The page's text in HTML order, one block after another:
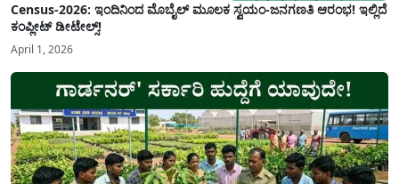
Census-2026: ಇಂದಿನಿಂದ ಮೊಬೈಲ್ ಮೂಲಕ ಸ್ವಯಂ-ಜನಗಣತಿ ಆರಂಭ! ಇಲ್ಲಿದೆ
ಕಂಪ್ಲೀಟ್ ಡೀಟೇಲ್ಸ್!
April 1, 2026